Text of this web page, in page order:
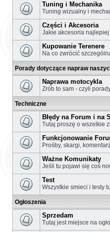
Tuning i Mechanika
Tuning wizualny i
Części i Akcesoria
Jakie akcesoria najlepiej
Kupowanie Terenere
Na co zwrócić
Porady dotyczące napraw
Naprawa motocykla
Zrób to sam - czyli
Techniczne
Błędy na Forum i na
Tutaj proszę o wszelkie
Funkcjonowanie
Prośby, skargi,
Ważne Komunikaty
Jeśli tu pojawi się coś
Test
Wszystkie smieci i testy
Ogłoszenia
Sprzedam
Tutaj jest miejsce na